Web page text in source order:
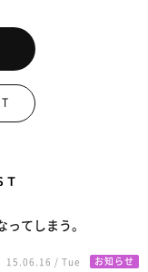
ってしまう。
15.06.16 / Tue お知らせ